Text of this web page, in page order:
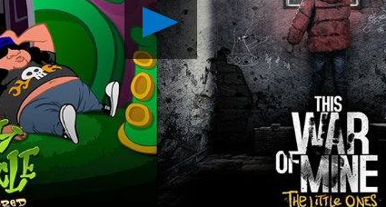
Reproduzir
PS
Plus:
Jogos
Gratuitos
para
Janeiro
de
2017
Vídeo